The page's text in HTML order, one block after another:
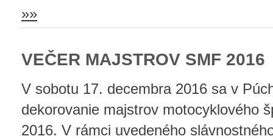
»»
VEČER MAJSTROV SMF 2016
V sobotu 17. decembra 2016 sa v
dekorovanie majstrov motocyklového
2016. V rámci uvedeného